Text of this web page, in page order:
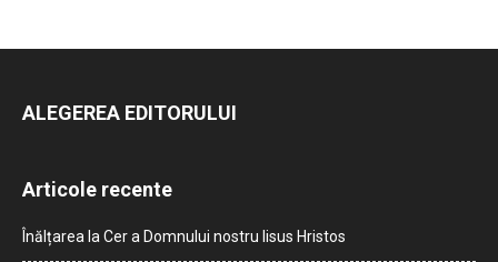
ALEGEREA EDITORULUI
Articole recente
Înălțarea la Cer a Domnului nostru Iisus Hristos